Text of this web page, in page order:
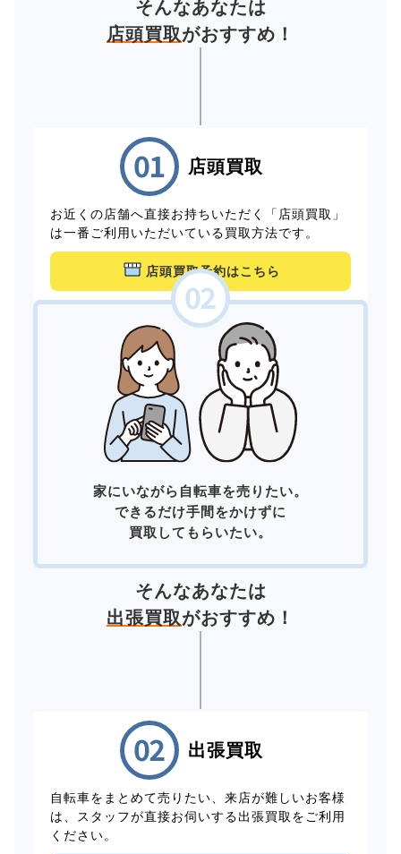
そんなあなたは
店頭買取がおすすめ！
店頭買取
お近くの店舗へ直接お持ちいただく「店頭買取」
は一番ご利用いただいている買取方法です。
店頭買取予約はこちら
家にいながら自転車を売りたい。
できるだけ手間をかけずに
買取してもらいたい。
そんなあなたは
出張買取がおすすめ！
出張買取
自転車をまとめて売りたい、来店が難しいお客様
は、スタッフが直接お伺いする出張買取をご利用
ください。